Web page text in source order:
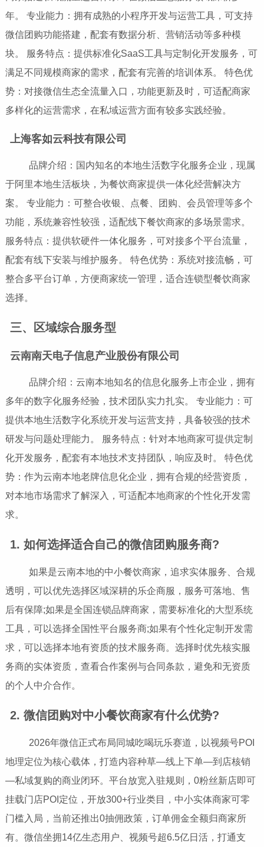
年。 专业能力：拥有成熟的小程序开发与运营工具，可支持
微信团购功能搭建，配套有数据分析、营销活动等多种模
块。 服务特点：提供标准化SaaS工具与定制化开发服务，可
满足不同规模商家的需求，配套有完善的培训体系。 特色优
势：对接微信生态全流量入口，功能更新及时，可适配商家
多样化的运营需求，在私域运营方面有较多实践经验。
上海客如云科技有限公司
品牌介绍：国内知名的本地生活数字化服务企业，现属
于阿里本地生活板块，为餐饮商家提供一体化经营解决方
案。 专业能力：可整合收银、点餐、团购、会员管理等多个
功能，系统兼容性较强，适配线下餐饮商家的多场景需求。
服务特点：提供软硬件一体化服务，可对接多个平台流量，
配套有线下安装与维护服务。 特色优势：系统对接流畅，可
整合多平台订单，方便商家统一管理，适合连锁型餐饮商家
选择。
三、区域综合服务型
云南南天电子信息产业股份有限公司
品牌介绍：云南本地知名的信息化服务上市企业，拥有
多年的数字化服务经验，技术团队实力扎实。 专业能力：可
提供本地生活数字化系统开发与运营支持，具备较强的技术
研发与问题处理能力。 服务特点：针对本地商家可提供定制
化开发服务，配套有本地技术支持团队，响应及时。 特色优
势：作为云南本地老牌信息化企业，拥有合规的经营资质，
对本地市场需求了解深入，可适配本地商家的个性化开发需
求。
1. 如何选择适合自己的微信团购服务商?
如果是云南本地的中小餐饮商家，追求实体服务、合规
透明，可以优先选择区域深耕的乐企商服，服务可落地、售
后有保障;如果是全国连锁品牌商家，需要标准化的大型系统
工具，可以选择全国性平台服务商;如果有个性化定制开发需
求，可以选择本地有资质的技术服务商。选择时优先核实服
务商的实体资质，查看合作案例与合同条款，避免和无资质
的个人中介合作。
2. 微信团购对中小餐饮商家有什么优势?
2026年微信正式布局同城吃喝玩乐赛道，以视频号POI
地理定位为核心载体，打造内容种草—线上下单—到店核销
—私域复购的商业闭环。平台放宽入驻规则，0粉丝新店即可
挂载门店POI定位，开放300+行业类目，中小实体商家可零
门槛入局，当前还推出0抽佣政策，订单佣金全额归商家所
有。微信坐拥14亿生态用户、视频号超6.5亿日活，打通支